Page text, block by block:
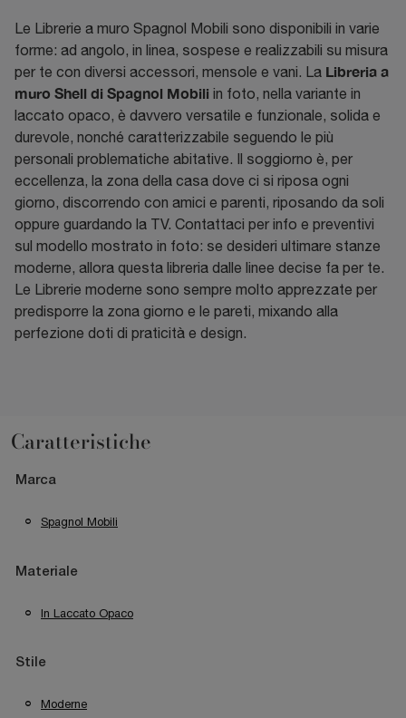
Le Librerie a muro Spagnol Mobili sono disponibili in varie
forme: ad angolo, in linea, sospese e realizzabili su misura
per te con diversi accessori, mensole e vani. La Libreria a
muro Shell di Spagnol Mobili in foto, nella variante in
laccato opaco, è davvero versatile e funzionale, solida e
durevole, nonché caratterizzabile seguendo le più
personali problematiche abitative. Il soggiorno è, per
eccellenza, la zona della casa dove ci si riposa ogni
giorno, discorrendo con amici e parenti, riposando da soli
oppure guardando la TV. Contattaci per info e preventivi
sul modello mostrato in foto: se desideri ultimare stanze
moderne, allora questa libreria dalle linee decise fa per te.
Le Librerie moderne sono sempre molto apprezzate per
predisporre la zona giorno e le pareti, mixando alla
perfezione doti di praticità e design.
Caratteristiche
Marca
Spagnol Mobili
Materiale
In Laccato Opaco
Stile
Moderne